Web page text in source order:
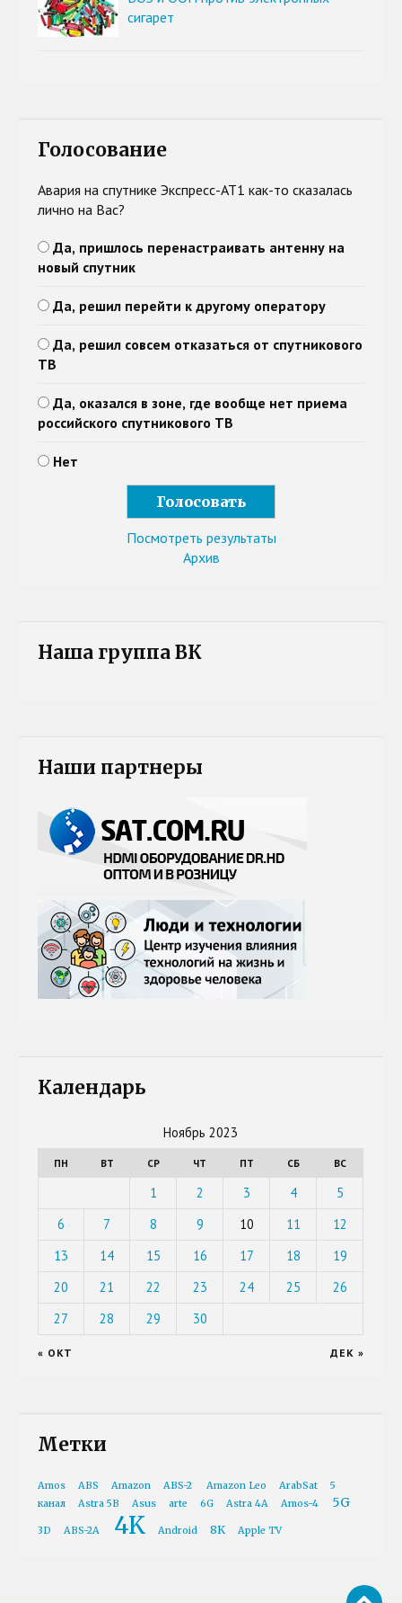
сигарет
Голосование
Авария на спутнике Экспресс-АТ1 как-то сказалась
лично на Вас?
Да, пришлось перенастраивать антенну на
новый спутник
Да, решил перейти к другому оператору
Да, решил совсем отказаться от спутникового
ТВ
Да, оказался в зоне, где вообще нет приема
российского спутникового ТВ
Нет
Посмотреть результаты
Архив
Наша группа ВК
Наши партнеры
Календарь
Ноябрь 2023
ПН ВТ СР ЧТ ПТ СБ ВС
1 2 3 4
5
6
7 8 9 10 11
12
13
14 15 16 17 18
19
20
21 22 23 24 25
26
27
28 29 30
« ОКТ ДЕК »
Метки
Amos ABS Amazon ABS-2 Amazon Leo ArabSat
5
канал
Astra 5B Asus arte 6G Astra 4A Amos-4 5G
3D ABS-2A 4K Android 8K Apple TV